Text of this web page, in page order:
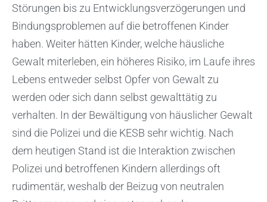
Störungen bis zu Entwicklungsverzögerungen und
Bindungsproblemen auf die betroffenen Kinder
haben. Weiter hätten Kinder, welche häusliche
Gewalt miterleben, ein höheres Risiko, im Laufe ihres
Lebens entweder selbst Opfer von Gewalt zu
werden oder sich dann selbst gewalttätig zu
verhalten. In der Bewältigung von häuslicher Gewalt
sind die Polizei und die KESB sehr wichtig. Nach
dem heutigen Stand ist die Interaktion zwischen
Polizei und betroffenen Kindern allerdings oft
rudimentär, weshalb der Beizug von neutralen